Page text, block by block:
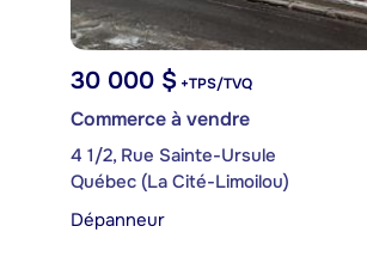
30 000 $ +TPS/TVQ
Commerce à vendre
4 1/2, Rue Sainte-Ursule
Québec (La Cité-Limoilou)
Dépanneur